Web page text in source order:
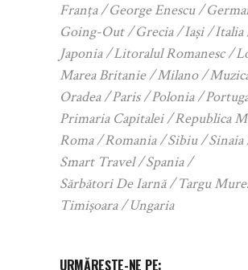
Franța
George Enescu
Going-Out
Grecia Iași
Italia
Japonia
Litoralul Romanesc
Marea Britanie
Milano
Oradea
Paris Polonia
Primaria Capitalei
Republica
Roma
Romania Sibiu
Sinaia
Smart Travel
Spania
Sărbători De Iarnă
Targu
Timișoara
Ungaria
URMĂREȘTE-NE PE: